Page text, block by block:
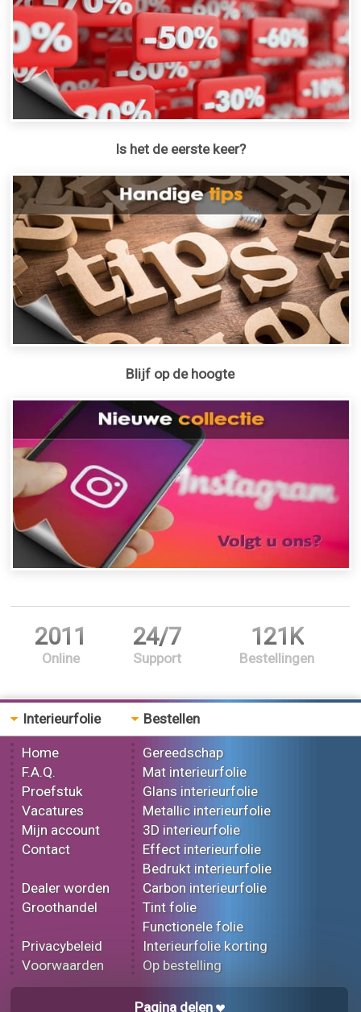
Is het de eerste keer?
Blijf op de hoogte
2011
Online
24/7
Support
121K
Bestellingen
Interieurfolie
Home
F.A.Q.
Proefstuk
Vacatures
Mijn account
Contact
Dealer worden
Groothandel
Privacybeleid
Voorwaarden
Bestellen
Gereedschap
Mat interieurfolie
Glans interieurfolie
Metallic interieurfolie
3D interieurfolie
Effect interieurfolie
Bedrukt interieurfolie
Carbon interieurfolie
Tint folie
Functionele folie
Interieurfolie korting
Op bestelling
Pagina delen